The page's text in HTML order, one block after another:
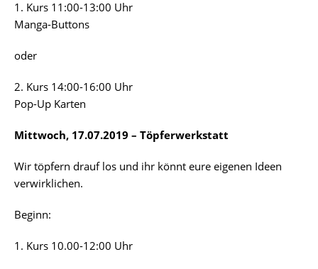
1. Kurs 11:00-13:00 Uhr
Manga-Buttons
oder
2. Kurs 14:00-16:00 Uhr
Pop-Up Karten
Mittwoch, 17.07.2019 – Töpferwerkstatt
Wir töpfern drauf los und ihr könnt eure eigenen Ideen
verwirklichen.
Beginn:
1. Kurs 10.00-12:00 Uhr